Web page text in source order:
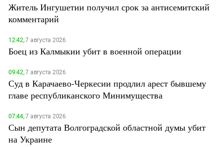
Житель Ингушетии получил срок за антисемитский
комментарий
12:42,7 августа 2026
Боец из Калмыкии убит в военной операции
09:42,7 августа 2026
Суд в Карачаево-Черкесии продлил арест бывшему
главе республиканского Минимущества
07:44,7 августа 2026
Сын депутата Волгоградской областной думы убит
на Украине